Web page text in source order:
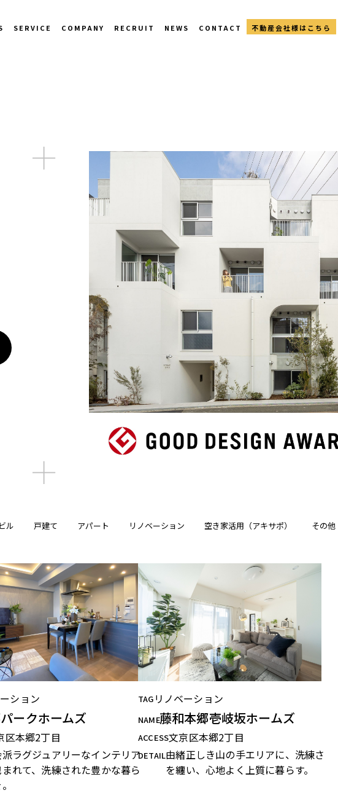
SERVICE COMPANY RECRUIT NEWS CONTACT 不動産会社様はこちら
ル 戸建て アパート リノベーション 空き家活用（アキサポ） その他
ション
ークホームズ
区本郷2丁目
ラグジュアリーなインテリア
まれて、洗練された豊かな暮ら
TAG リノベーション
NAME藤和本郷壱岐坂ホームズ
ACCESS文京区本郷2丁目
DETAIL由緒正しき山の手エリアに、洗練さ
を纏い、心地よく上質に暮らす。